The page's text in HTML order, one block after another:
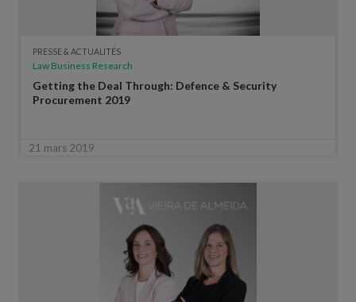
PRESSE & ACTUALITÉS
Law Business Research
Getting the Deal Through: Defence & Security
Procurement 2019
21 mars 2019